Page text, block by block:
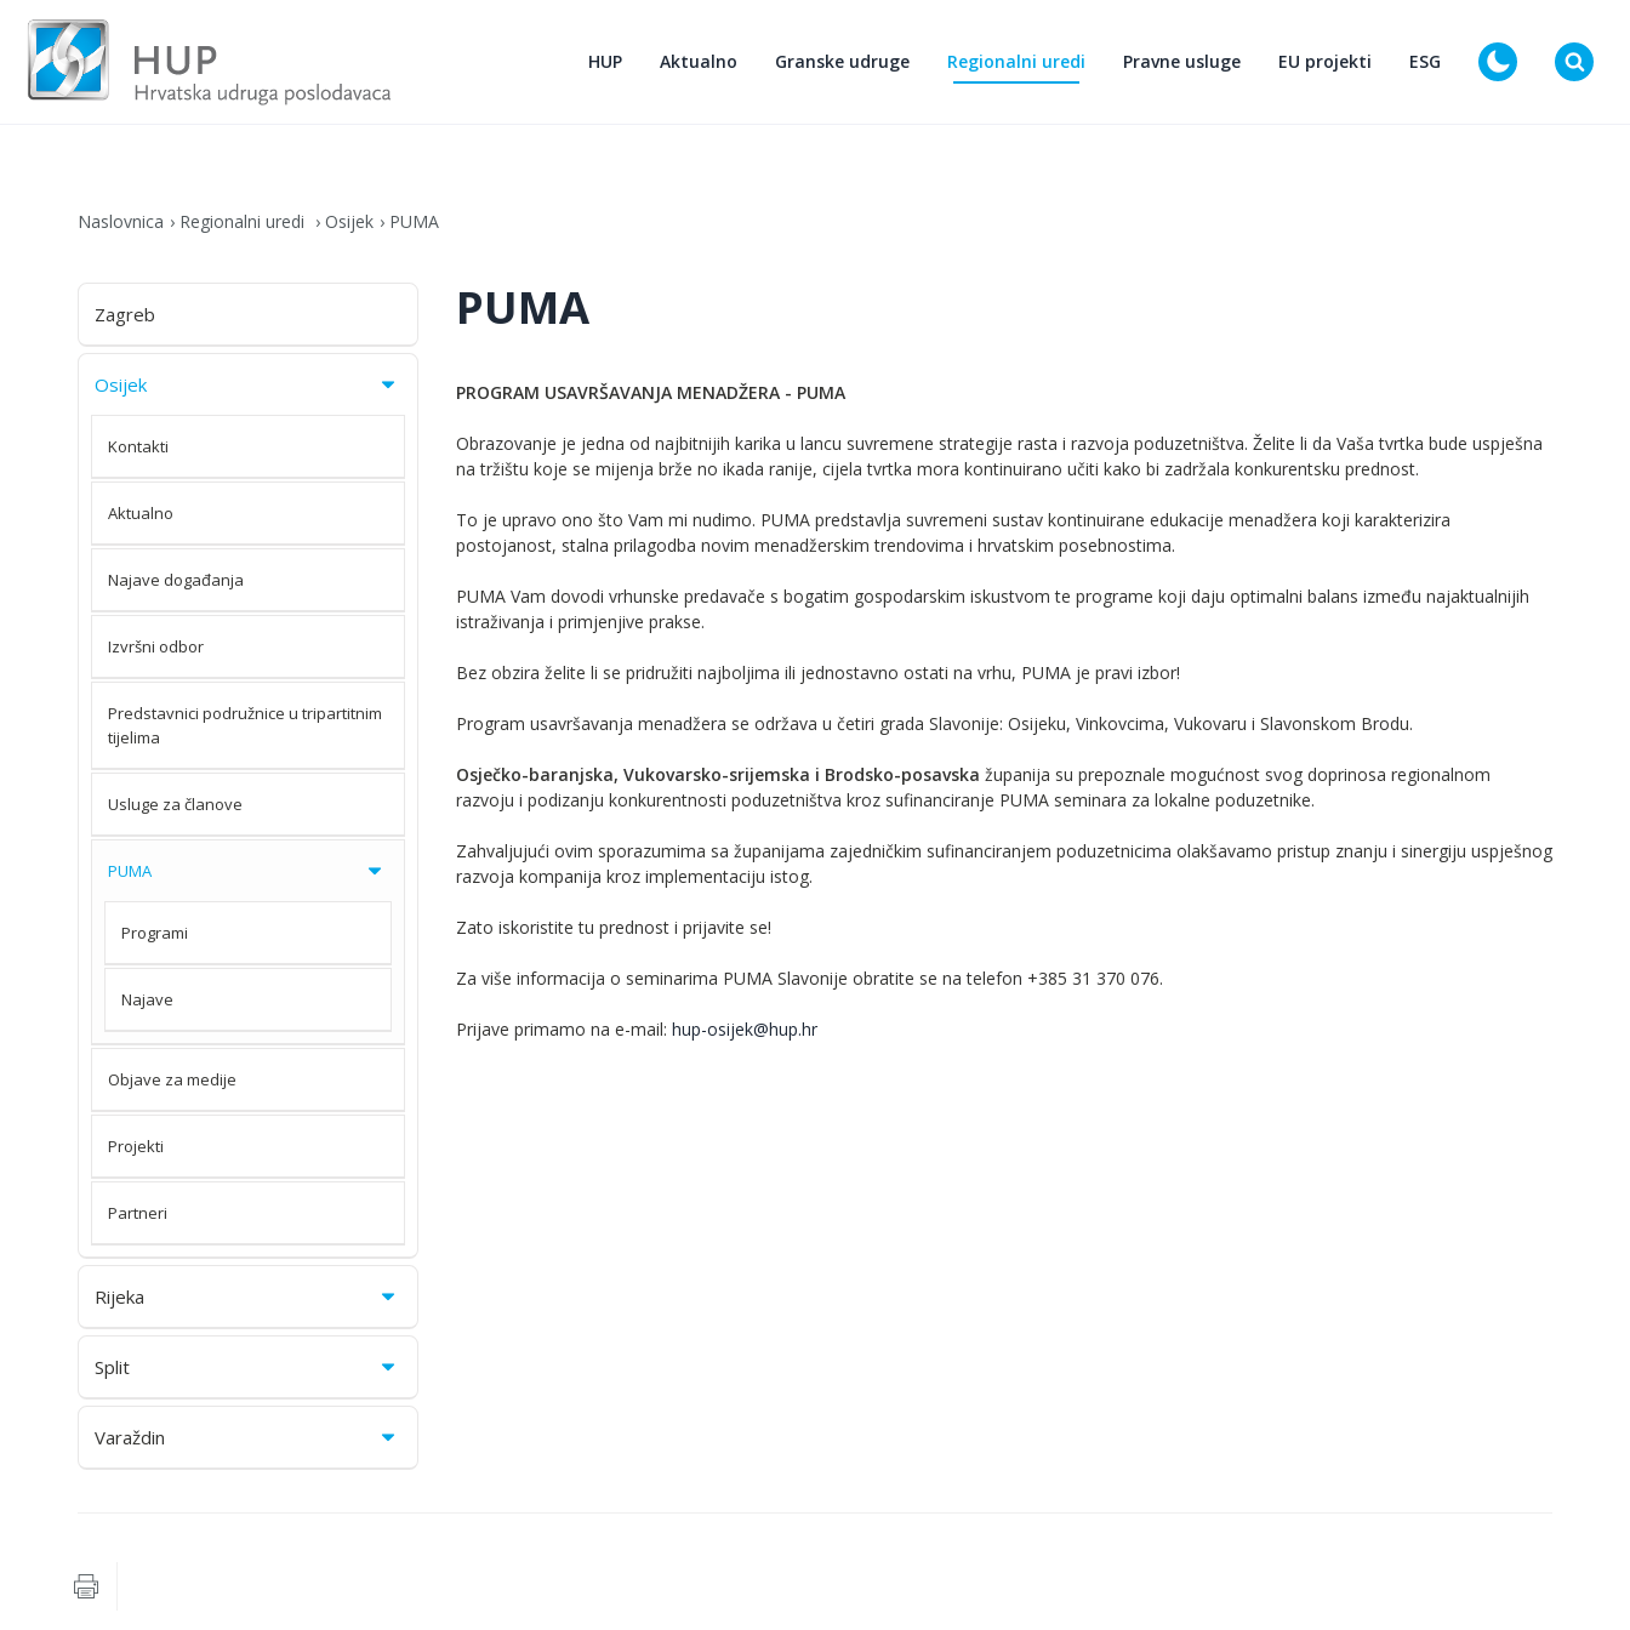
HUP Aktualno Granske udruge Regionalni uredi Pravne usluge EU projekti ESG D
Naslovnica Regionalni uredi Osijek PUMA
Zagreb
Osijek
Kontakti
Aktualno
Najave događanja
Izvršni odbor
Predstavnici podružnice u tripartitnim
tijelima
Usluge za članove
PUMA
Programi
Najave
Objave za medije
Projekti
Partneri
Rijeka
Split
Varaždin
PUMA
PROGRAM USAVRŠAVANJA MENADŽERA - PUMA
Obrazovanje je jedna od najbitnijih karika u lancu suvremene strategije rasta i razvoja poduzetništva. Želite li da Vaša tvrtka bude uspješna
na tržištu koje se mijenja brže no ikada ranije, cijela tvrtka mora kontinuirano učiti kako bi zadržala konkurentsku prednost.
To je upravo ono što Vam mi nudimo. PUMA predstavlja suvremeni sustav kontinuirane edukacije menadžera koji karakterizira
postojanost, stalna prilagodba novim menadžerskim trendovima i hrvatskim posebnostima.
PUMA Vam dovodi vrhunske predavače s bogatim gospodarskim iskustvom te programe koji daju optimalni balans između najaktualnijih
istraživanja i primjenjive prakse.
Bez obzira želite li se pridružiti najboljima ili jednostavno ostati na vrhu, PUMA je pravi izbor!
Program usavršavanja menadžera se održava u četiri grada Slavonije: Osijeku, Vinkovcima, Vukovaru i Slavonskom Brodu.
Osječko-baranjska, Vukovarsko-srijemska i Brodsko-posavska županija su prepoznale mogućnost svog doprinosa regionalnom
razvoju i podizanju konkurentnosti poduzetništva kroz sufinanciranje PUMA seminara za lokalne poduzetnike.
Zahvaljujući ovim sporazumima sa županijama zajedničkim sufinanciranjem poduzetnicima olakšavamo pristup znanju i sinergiju uspješnog
razvoja kompanija kroz implementaciju istog.
Zato iskoristite tu prednost i prijavite se!
Za više informacija o seminarima PUMA Slavonije obratite se na telefon +385 31 370 076.
Prijave primamo na e-mail: hup-osijek@hup.hr